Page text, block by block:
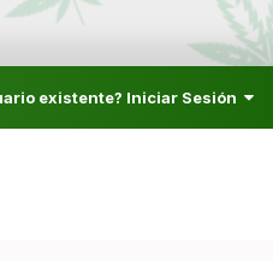
existente? Iniciar Sesión